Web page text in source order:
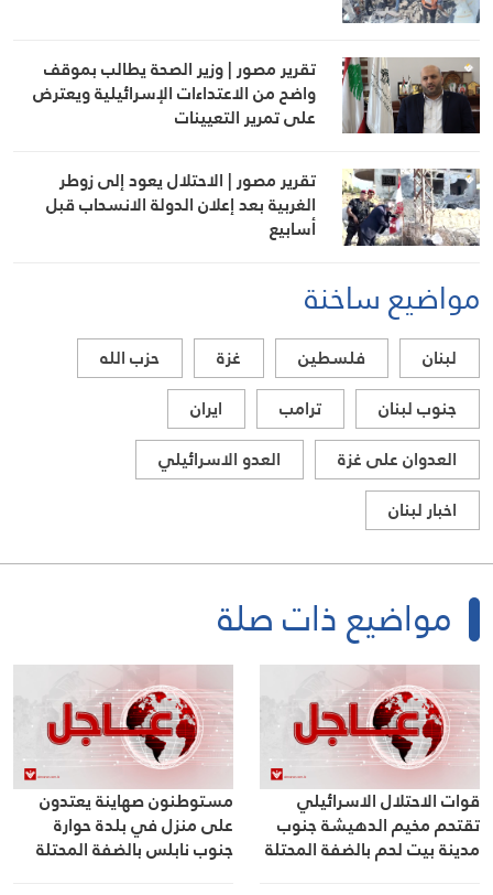
تقرير مصور | وزير الصحة يطالب بموقف
واضح من الاعتداءات الإسرائيلية ويعترض
على تمرير التعيينات
تقرير مصور | الاحتلال يعود إلى زوطر
الغربية بعد إعلان الدولة الانسحاب قبل
أسابيع
مواضيع ساخنة
لبنان فلسطين غزة
حزب الله
جنوب لبنان
ترامب
ايران
العدوان على غزة
العدو الاسرائيلي
اخبار لبنان
مواضيع ذات صلة
قوات الاحتلال الاسرائيلي
تقتحم مخيم الدهيشة جنوب
مدينة بيت لحم بالضفة المحتلة
مستوطنون صهاينة يعتدون
على منزل في بلدة حوارة
جنوب نابلس بالضفة المحتلة